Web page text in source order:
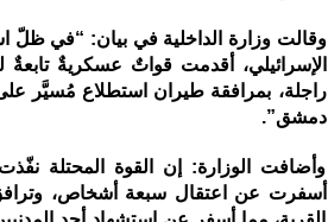
وقالت وزارة الداخلية في بيان: “في ظلّ
الإسرائيلي، أقدمت قواتٌ عسكريةٌ تابعةٌ
راجلة، بمرافقة طيران استطلاع مُسيَّر
دمشق”.
وأضافت الوزارة: إن القوة المحتلة
أسفرت عن اعتقال سبعة أشخاص،